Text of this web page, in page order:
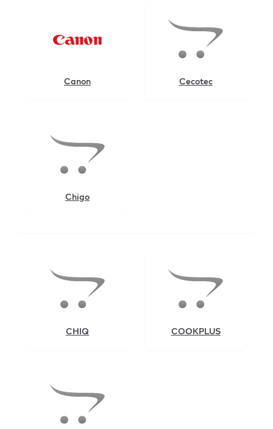
Canon Cecotec
Chigo
CHIQ COOKPLUS